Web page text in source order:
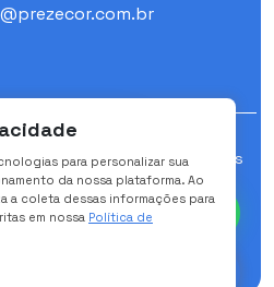
Especialistas em sites
para clínicas médicas.
os Direitos Reservados
para personalizar sua
da nossa plataforma. Ao
a coleta dessas informações para
em nossa Política de
uma
WhatsApp?